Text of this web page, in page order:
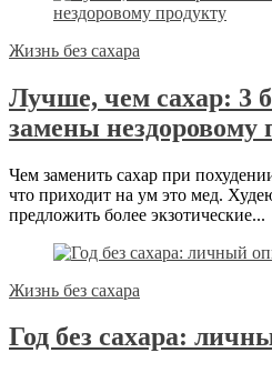
Жизнь без сахара
Лучше, чем сахар: 3
замены нездоровому
Чем заменить сахар при
что приходит на ум это мед.
предложить более экзотические...
Жизнь без сахара
Год без сахара: